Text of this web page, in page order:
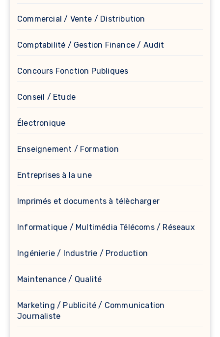
Commercial / Vente / Distribution
Comptabilité / Gestion Finance / Audit
Concours Fonction Publiques
Conseil / Etude
Électronique
Enseignement / Formation
Entreprises à la une
Imprimés et documents à télècharger
Informatique / Multimédia Télécoms / Réseaux
Ingénierie / Industrie / Production
Maintenance / Qualité
Marketing / Publicité / Communication
Journaliste